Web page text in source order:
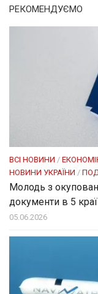
РЕКОМЕНДУЄМО
ВСІ НОВИНИ /
НОВИНИ УКРАЇНИ /
Молодь з
документи в 5
05.06.2026